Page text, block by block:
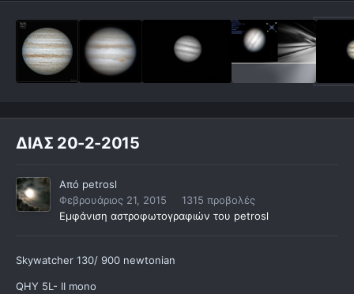
ΔΙΑΣ 20-2-2015
Από petrosl
Φεβρουάριος 21, 2015
1315 προβολές
Εμφάνιση αστροφωτογραφιών του petrosl
Skywatcher 130/ 900 newtonian
QHY 5L- II mono